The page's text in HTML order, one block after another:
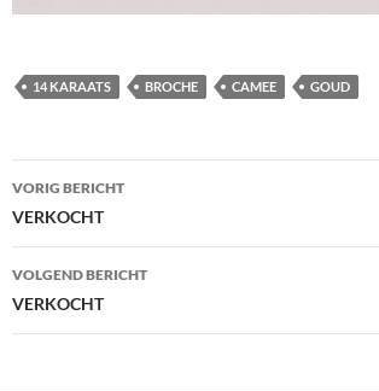
14 KARAATS BROCHE CAMEE GOUD
Berichtnavigatie
VORIG BERICHT
VERKOCHT
VOLGEND BERICHT
VERKOCHT